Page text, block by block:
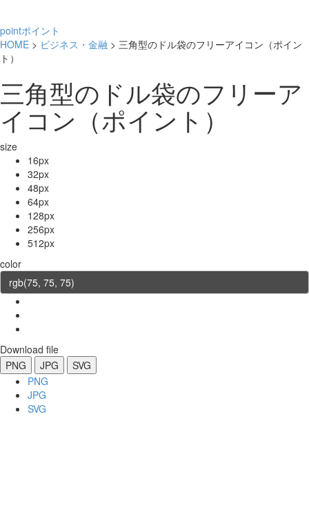
pointポイント
HOME > ビジネス・金融 > 三角型のドル袋のフリーアイコン（ポイン
ト）
三角型のドル袋のフリーア
イコン（ポイント）
size
16px
32px
48px
64px
128px
256px
512px
color
Download file
PNG
JPG
SVG
PNG
JPG
SVG